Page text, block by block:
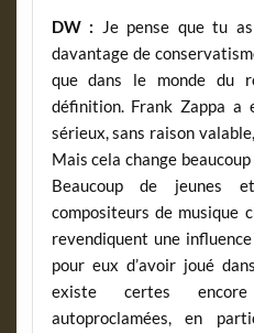
DW :
Je pense que tu
davantage de
que dans le monde du
définition. Frank Zappa
sérieux, sans raison
Mais cela change
Beaucoup de jeunes
compositeurs de musique
revendiquent une
pour eux d’avoir joué
existe certes
autoproclamées, en